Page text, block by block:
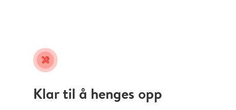
tools
Klar til å henges opp